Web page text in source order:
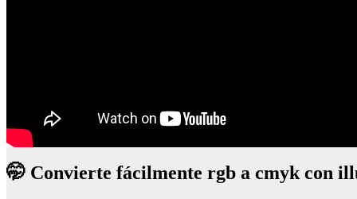
🤭 Convierte fácilmente rgb a cmyk con